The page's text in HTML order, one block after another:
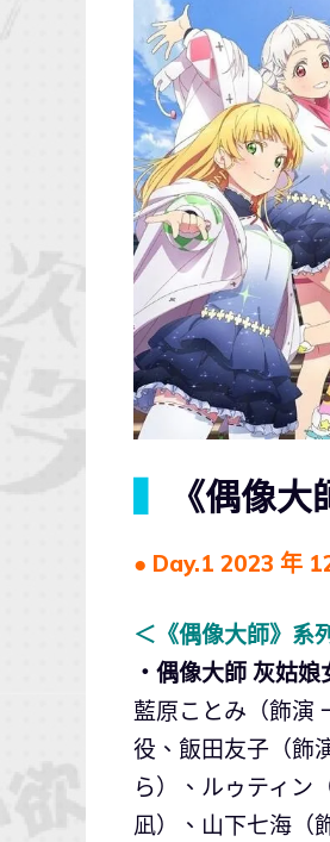
《偶像
● Day.1 2023 年
＜《偶像大師》系
・偶像大師 灰姑娘
藍原ことみ（飾演
役、飯田友子（飾
ら）、ルゥティン
凪）、山下七海